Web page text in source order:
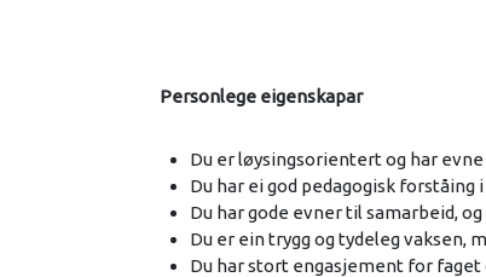
Personlege eigenskapar
Du er løysingsorientert og har
Du har ei god pedagogisk
Du har gode evner til samarbeid,
Du er ein trygg og tydeleg vaksen,
Du har stort engasjement for